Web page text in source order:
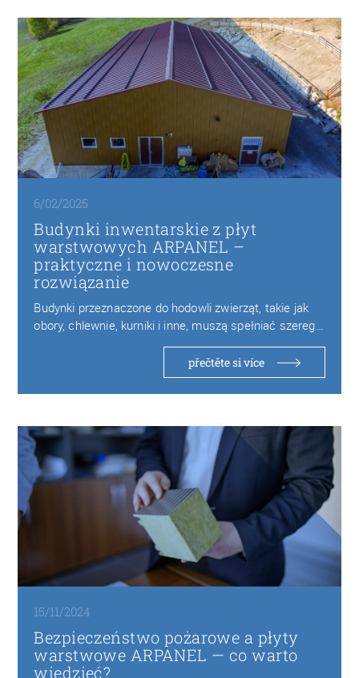
6/02/2025
Budynki inwentarskie z płyt
warstwowych ARPANEL –
praktyczne i nowoczesne
rozwiązanie
Budynki przeznaczone do hodowli zwierząt, takie jak
obory, chlewnie, kurniki i inne, muszą spełniać szereg…
přečtěte si více
15/11/2024
Bezpieczeństwo pożarowe a płyty
warstwowe ARPANEL — co warto
wiedzieć?